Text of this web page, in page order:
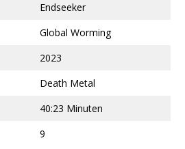
Endseeker
Global Worming
2023
Death Metal
40:23 Minuten
9